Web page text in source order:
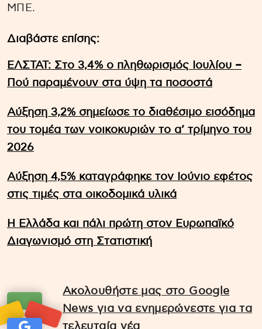
ΜΠΕ.
Διαβάστε επίσης:
ΕΛΣΤΑΤ: Στο 3,4% ο πληθωρισμός Ιουλίου –
Πού παραμένουν στα ύψη τα ποσοστά
Αύξηση 3,2% σημείωσε το διαθέσιμο εισόδημα
του τομέα των νοικοκυριών το α’ τρίμηνο του
2026
Αύξηση 4,5% καταγράφηκε τον Ιούνιο εφέτος
στις τιμές στα οικοδομικά υλικά
Η Ελλάδα και πάλι πρώτη στον Ευρωπαϊκό
Διαγωνισμό στη Στατιστική
Ακολουθήστε μας στο Google
News για να ενημερώνεστε για τα
τελευταία νέα